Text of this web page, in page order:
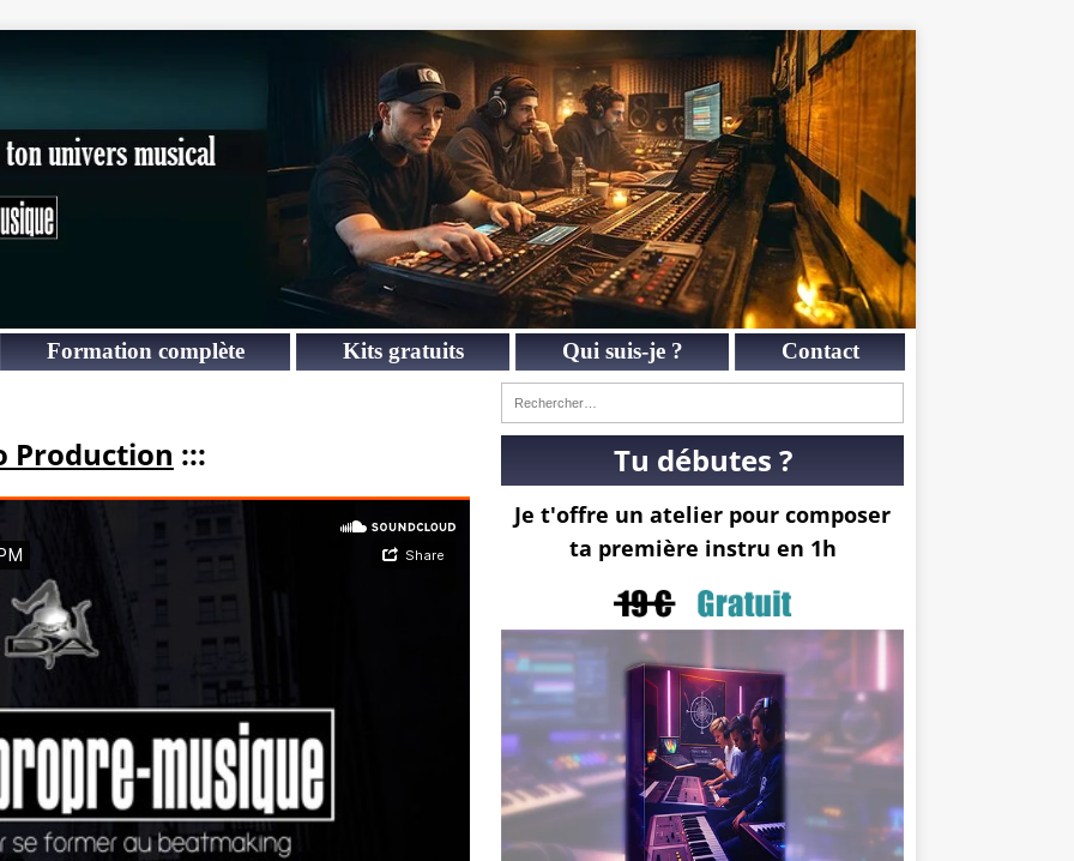
Formation complète Kits gratuits Qui suis-je ? Contact
Production ::: Tu débutes ?
Je t'offre un atelier pour composer
ta première instru en 1h